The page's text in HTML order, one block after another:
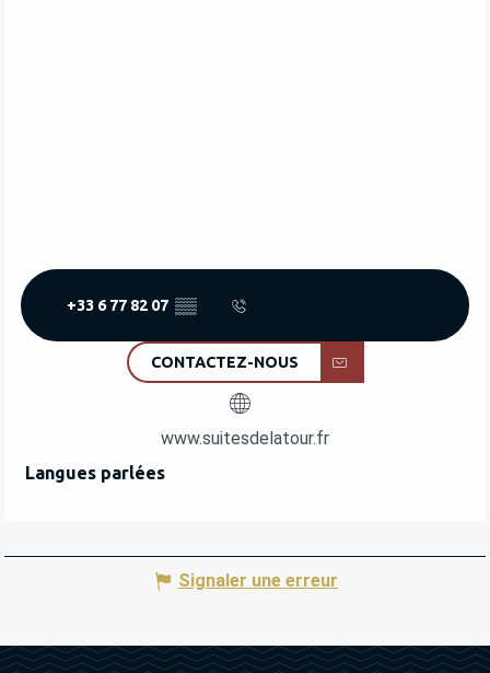
+33 6 77 82 07 ▒▒
CONTACTEZ-NOUS
www.suitesdelatour.fr
Langues parlées
Langues parlées
Signaler une erreur